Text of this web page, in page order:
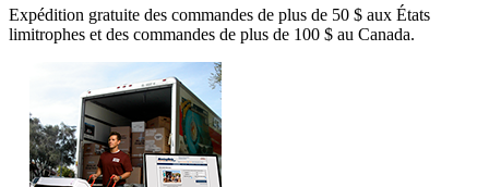
Expédition gratuite des commandes de plus de 50 $ aux États
limitrophes et des commandes de plus de 100 $ au Canada.